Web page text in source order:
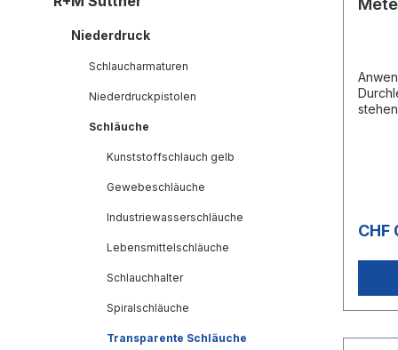
Niederdruck
Schlaucharmaturen
Niederdruckpistolen
Schläuche
Kunststoffschlauch gelb
Gewebeschläuche
Industriewasserschläuche
Lebensmittelschläuche
Schlauchhalter
Spiralschläuche
Transparente Schläuche
CHF